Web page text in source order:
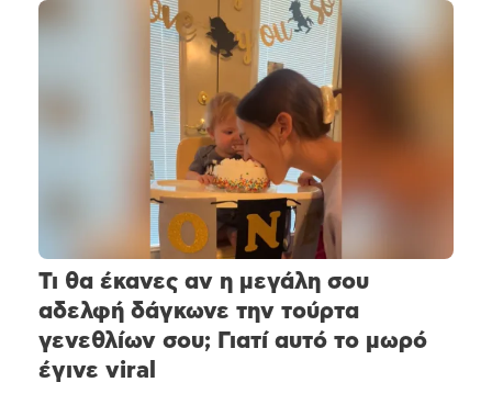
Τι θα έκανες αν η μεγάλη σου
αδελφή δάγκωνε την τούρτα
γενεθλίων σου; Γιατί αυτό το μωρό
έγινε viral